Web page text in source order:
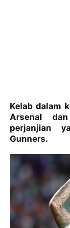
Kelab dalam
Arsenal
perjanjian
Gunners.